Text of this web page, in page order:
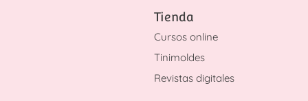
Tienda
Cursos online
Tinimoldes
Revistas digitales